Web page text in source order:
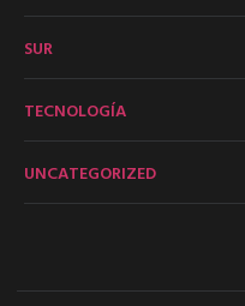
SUR
TECNOLOGÍA
UNCATEGORIZED